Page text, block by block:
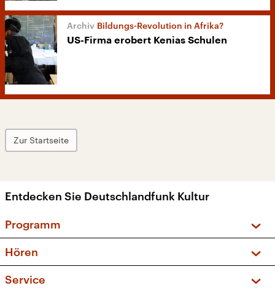
Bildungs-Revolution in Afrika?
US-Firma erobert Kenias Schulen
Zur Startseite
Entdecken Sie Deutschlandfunk Kultur
Programm
Sendungen und Podcasts
Musikliste
Hören
Service